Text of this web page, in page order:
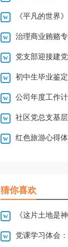
《平凡的世界
[本文共3259字]
治理商业贿赂
篇)[本文共12239字]
党支部迎接建
多篇[本文共4818字]
初中生毕业鉴
公司年度工作
社区党总支基
文共2673字]
红色旅游心得
猜你喜欢
《这片土地是
3278字]党课学习体会